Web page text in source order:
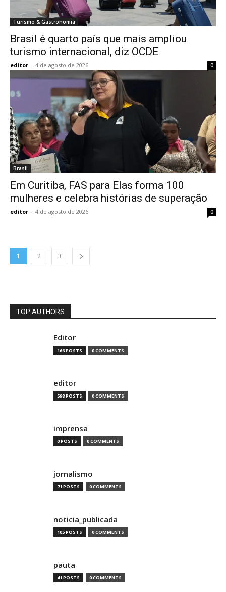
Turismo & Gastronomia
Brasil é quarto país que mais ampliou
turismo internacional, diz OCDE
editor - 4 de agosto de 2026 0
Brasil
Em Curitiba, FAS para Elas forma 100
mulheres e celebra histórias de superação
editor - 4 de agosto de 2026 0
1 2 3
TOP AUTHORS
Editor
166 POSTS 0 COMMENTS
editor
598 POSTS 0 COMMENTS
imprensa
0 POSTS 0 COMMENTS
jornalismo
71 POSTS 0 COMMENTS
noticia_publicada
105 POSTS 0 COMMENTS
pauta
41 POSTS 0 COMMENTS